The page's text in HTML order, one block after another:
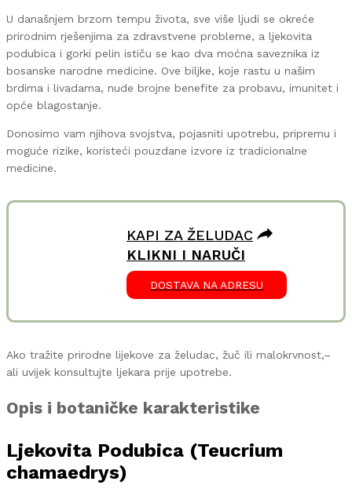
U današnjem brzom tempu života, sve više ljudi se okreće
prirodnim rješenjima za zdravstvene probleme, a ljekovita
podubica i gorki pelin ističu se kao dva moćna saveznika iz
bosanske narodne medicine. Ove biljke, koje rastu u našim
brdima i livadama, nude brojne benefite za probavu, imunitet i
opće blagostanje.
Donosimo vam njihova svojstva, pojasniti upotrebu, pripremu i
moguće rizike, koristeći pouzdane izvore iz tradicionalne
medicine.
KAPI ZA ŽELUDAC
KLIKNI I NARUČI
DOSTAVA NA ADRESU
Ako tražite prirodne lijekove za želudac, žuč ili malokrvnost,–
ali uvijek konsultujte ljekara prije upotrebe.
Opis i botaničke karakteristike
Ljekovita Podubica (Teucrium
chamaedrys)